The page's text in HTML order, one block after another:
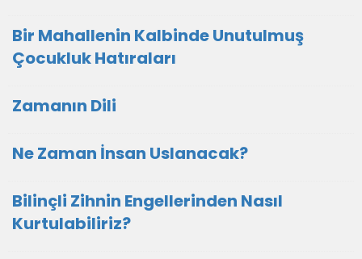
Bir Mahallenin Kalbinde Unutulmuş
Çocukluk Hatıraları
Zamanın Dili
Ne Zaman İnsan Uslanacak?
Bilinçli Zihnin Engellerinden Nasıl
Kurtulabiliriz?